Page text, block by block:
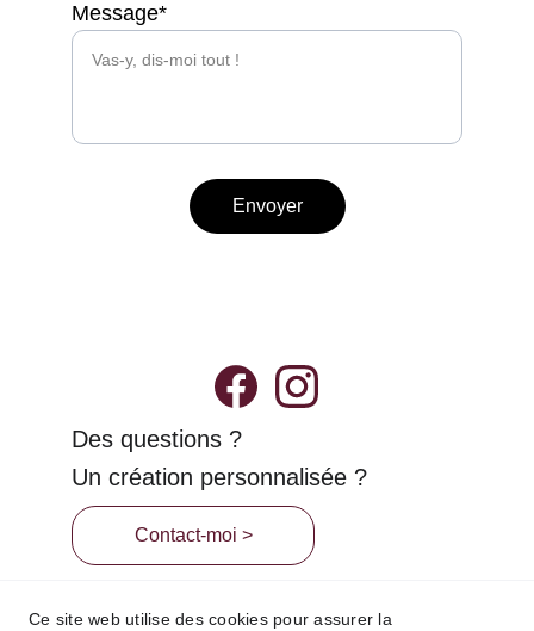
Message*
Envoyer
Politique de Retour et d'Annulation
Des questions ?
Un création personnalisée ?
Contact-moi >
Ce site web utilise des cookies pour assurer la